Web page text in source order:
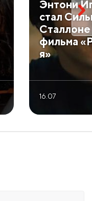
Энтони
стал
фильма
я»
16.07